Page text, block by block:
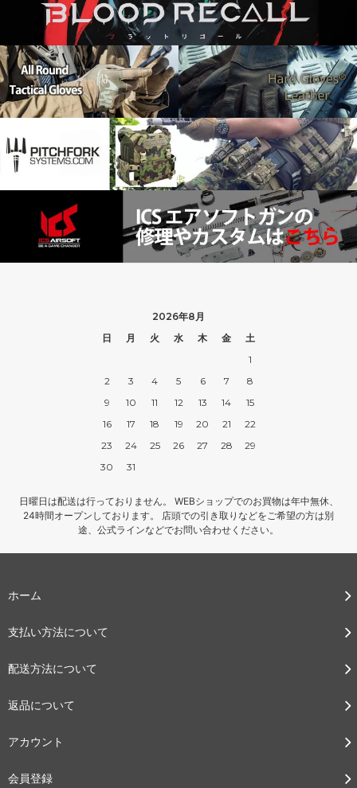
2026年8月
日
月 火 水 木 金
土
1
2
3 4 5 6 7
8
9
10 11 12 13 14
15
16
17 18 19 20 21
22
23
24 25 26 27 28
29
30
31
日曜日は配送は行っておりません。 WEBショップでのお買物は年中無休、
24時間オープンしております。 店頭での引き取りなどをご希望の方は別
途、公式ラインなどでお問い合わせください。
ホーム
支払い方法について
配送方法について
返品について
アカウント
会員登録